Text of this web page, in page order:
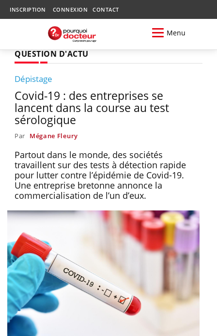
INSCRIPTION CONNEXION CONTACT
Menu
QUESTION D'ACTU
Dépistage
Covid-19 : des entreprises se
lancent dans la course au test
sérologique
Par Mégane Fleury
Partout dans le monde, des sociétés
travaillent sur des tests à détection rapide
pour lutter contre l’épidémie de Covid-19.
Une entreprise bretonne annonce la
commercialisation de l’un d’eux.